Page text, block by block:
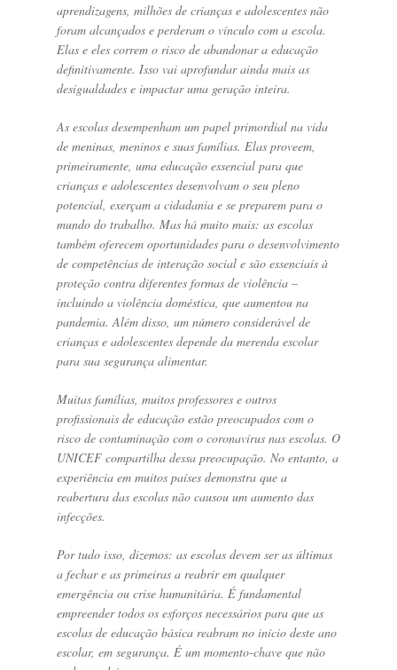
aprendizagens, milhões de crianças e adolescentes não
foram alcançados e perderam o vínculo com a escola.
Elas e eles correm o risco de abandonar a educação
definitivamente. Isso vai aprofundar ainda mais as
desigualdades e impactar uma geração inteira.
As escolas desempenham um papel primordial na vida
de meninas, meninos e suas famílias. Elas proveem,
primeiramente, uma educação essencial para que
crianças e adolescentes desenvolvam o seu pleno
potencial, exerçam a cidadania e se preparem para o
mundo do trabalho. Mas há muito mais: as escolas
também oferecem oportunidades para o desenvolvimento
de competências de interação social e são essenciais à
proteção contra diferentes formas de violência –
incluindo a violência doméstica, que aumentou na
pandemia. Além disso, um número considerável de
crianças e adolescentes depende da merenda escolar
para sua segurança alimentar.
Muitas famílias, muitos professores e outros
profissionais de educação estão preocupados com o
risco de contaminação com o coronavírus nas escolas. O
UNICEF compartilha dessa preocupação. No entanto, a
experiência em muitos países demonstra que a
reabertura das escolas não causou um aumento das
infecções.
Por tudo isso, dizemos: as escolas devem ser as últimas
a fechar e as primeiras a reabrir em qualquer
emergência ou crise humanitária. É fundamental
empreender todos os esforços necessários para que as
escolas de educação básica reabram no início deste ano
escolar, em segurança. É um momento-chave que não